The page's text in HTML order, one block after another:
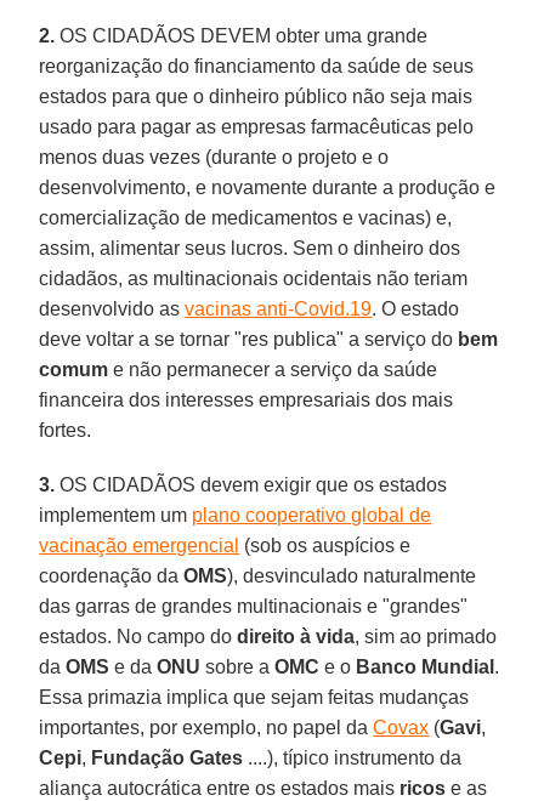
2. OS CIDADÃOS DEVEM obter uma grande
reorganização do financiamento da saúde de seus
estados para que o dinheiro público não seja mais
usado para pagar as empresas farmacêuticas pelo
menos duas vezes (durante o projeto e o
desenvolvimento, e novamente durante a produção e
comercialização de medicamentos e vacinas) e,
assim, alimentar seus lucros. Sem o dinheiro dos
cidadãos, as multinacionais ocidentais não teriam
desenvolvido asvacinas anti-Covid.19. O estado
deve voltar a se tornar "res publica" a serviço do bem
comum e não permanecer a serviço da saúde
financeira dos interesses empresariais dos mais
fortes.
3. OS CIDADÃOS devem exigir que os estados
implementem um plano cooperativo global de
vacinação emergencial (sob os auspícios e
coordenação daOMS), desvinculado naturalmente
das garras de grandes multinacionais e "grandes"
estados. No campo dodireito à vida, sim ao primado
daOMS e daONU sobre aOMC e o Banco Mundial .
Essa primazia implica que sejam feitas mudanças
importantes, por exemplo, no papel daCovax (Gavi,
Cepi, Fundação Gates ....), típico instrumento da
aliança autocrática entre os estados mais ricos e as